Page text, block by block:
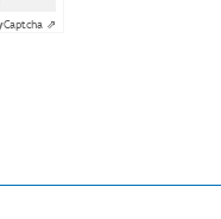
Captcha ⇗